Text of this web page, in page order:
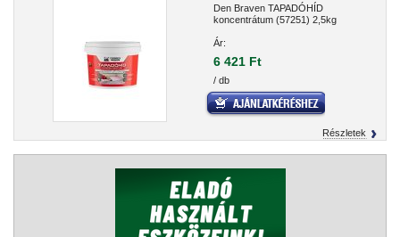
Den Braven TAPADÓHÍD
koncentrátum (57251) 2,5kg
Ár:
6 421 Ft
/ db
Részletek